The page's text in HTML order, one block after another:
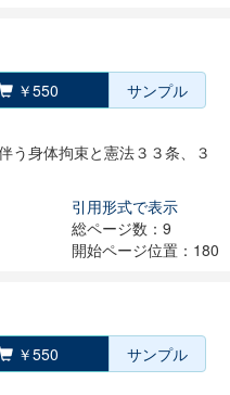
￥550 サンプル
う身体拘束と憲法３３条、３
引用形式で表示
総ページ数：9
開始ページ位置：180
￥550 サンプル